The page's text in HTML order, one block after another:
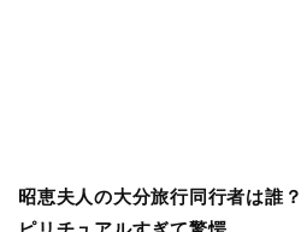
昭恵夫人の大分旅行同行者は誰